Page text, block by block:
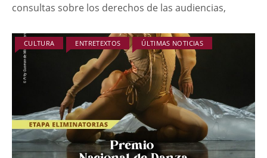
consultas sobre los derechos de las audiencias,
CULTURA ENTRETEXTOS ÚLTIMAS NOTICIAS